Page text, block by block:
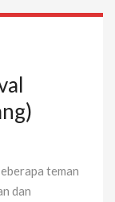
teman
dan